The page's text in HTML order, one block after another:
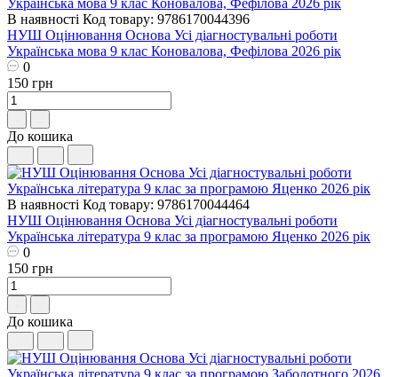
В наявності Код товару: 9786170044396
НУШ Оцінювання Основа Усі діагностувальні роботи
Українська мова 9 клас Коновалова, Фефілова 2026 рік
0
150 грн
До кошика
В наявності Код товару: 9786170044464
НУШ Оцінювання Основа Усі діагностувальні роботи
Українська література 9 клас за програмою Яценко 2026 рік
0
150 грн
До кошика